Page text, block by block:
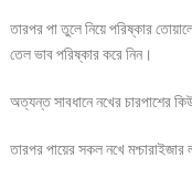
তারপর পা তুলে নিয়ে পরিষ্কার
তেল ভাব পরিষ্কার করে নিন।
অত্যন্ত সাবধানে নখের চারপাশের
তারপর পায়ের সকল নখে মশ্চারাইজার